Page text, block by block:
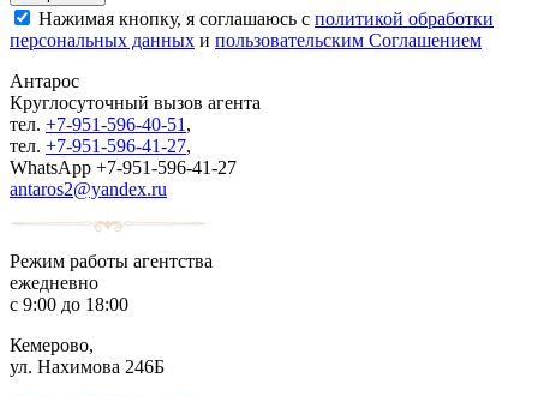
Нажимая кнопку, я соглашаюсь с политикой обработки
персональных данных и пользовательским Соглашением
Антарос
Круглосуточный вызов агента
тел. +7-951-596-40-51 ,
тел. +7-951-596-41-27,
WhatsApp +7-951-596-41-27
antaros2@yandex.ru
Режим работы агентства
ежедневно
с 9:00 до 18:00
Кемерово,
ул. Нахимова 246Б